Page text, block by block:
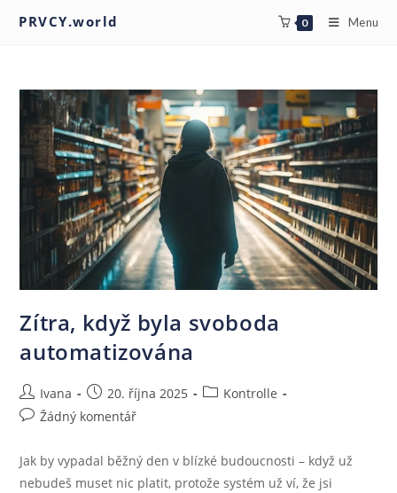
PRVCY.world 0 Menu
Zítra, když byla svoboda
automatizována
Ivana 20. října 2025
Kontrolle
Žádný komentář
Jak by vypadal běžný den v blízké budoucnosti – když už
nebudeš muset nic platit, protože systém už ví, že jsi